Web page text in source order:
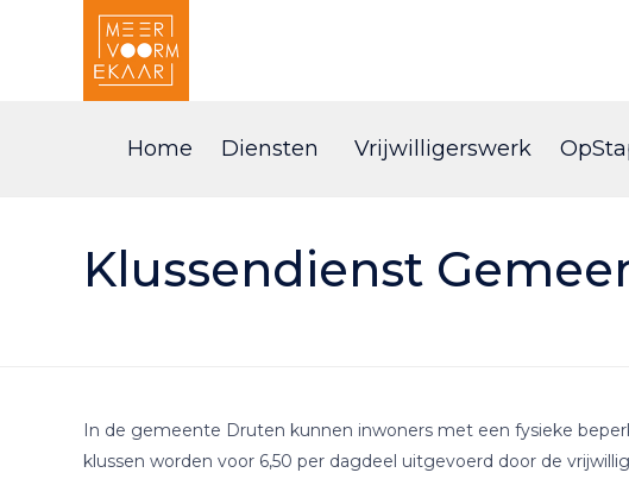
Home Diensten Vrijwilligerswerk
Klussendienst
In de gemeente Druten kunnen inwoners met een fysieke
klussen worden voor 6,50 per dagdeel uitgevoerd door de